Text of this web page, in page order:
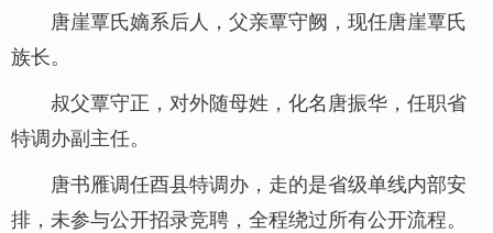
唐崖覃氏嫡系后人，父亲覃守阙，现任唐崖覃氏
族长。
叔父覃守正，对外随母姓，化名唐振华，任职省
特调办副主任。
唐书雁调任酉县特调办，走的是省级单线内部安
排，未参与公开招录竞聘，全程绕过所有公开流程。